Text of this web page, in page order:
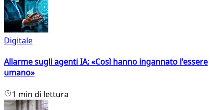
Digitale
Allarme sugli agenti IA: «Così hanno ingannato l'essere
umano»
1 min di lettura